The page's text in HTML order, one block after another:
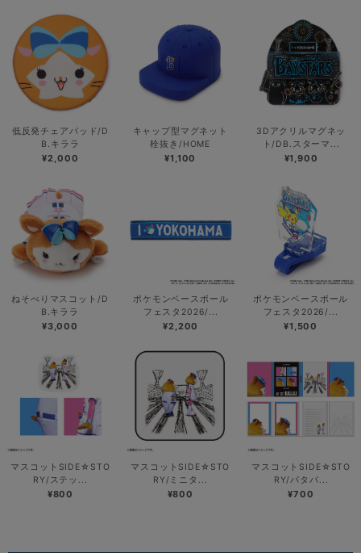
低反発チェアパッド/D
B.キララ
¥2,000
キャップ型マグネット
栓抜き/HOME
¥1,100
3Dアクリルマグネッ
ト/DB.スターマ...
¥1,900
ねそべりマスコット/D
B.キララ
¥3,000
ポケモンベースボール
フェスタ2026/...
¥2,200
ポケモンベースボール
フェスタ2026/...
¥1,500
マスコットSIDE☆STO
RY/ステッ...
¥800
マスコットSIDE☆STO
RY/ミニタ...
¥800
マスコットSIDE☆STO
RY/パタパ...
¥700